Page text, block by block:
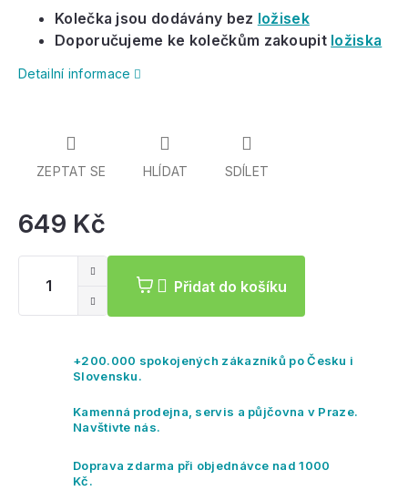
649 Kč
Přidat do košíku
Kolečka jsou dodávány bez ložisek
Doporučujeme ke kolečkům zakoupit ložiska
Detailní informace
ZEPTAT SE HLÍDAT SDÍLET
+200.000 spokojených zákazníků po Česku i
Slovensku.
Kamenná prodejna, servis a půjčovna v Praze.
Navštivte nás.
Doprava zdarma při objednávce nad 1000
Kč.